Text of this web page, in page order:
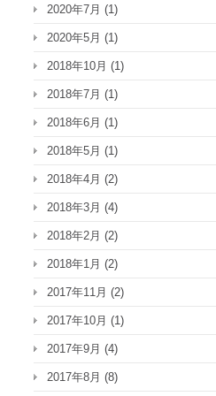
2020年7月 (1)
2020年5月 (1)
2018年10月 (1)
2018年7月 (1)
2018年6月 (1)
2018年5月 (1)
2018年4月 (2)
2018年3月 (4)
2018年2月 (2)
2018年1月 (2)
2017年11月 (2)
2017年10月 (1)
2017年9月 (4)
2017年8月 (8)